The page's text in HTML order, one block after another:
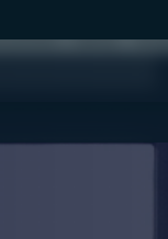
"clarity",